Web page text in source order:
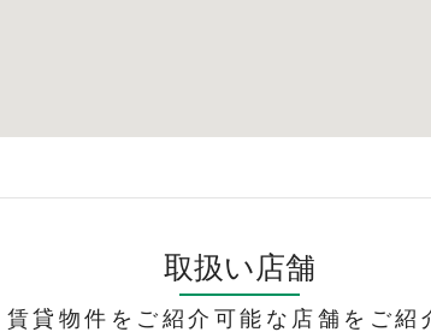
取扱い店舗
賃貸物件をご紹介可能な店舗をご紹